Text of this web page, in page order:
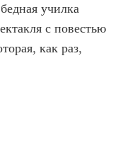
училка
с повестью
как раз,